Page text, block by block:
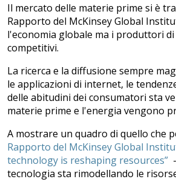
Il mercato delle materie prime si è
Rapporto del McKinsey Global
l'economia globale ma i produttori
competitivi.
La ricerca e la diffusione sempre
le applicazioni di internet, le
delle abitudini dei consumatori sta
materie prime e l'energia vengono
A mostrare un quadro di quello che
Rapporto del McKinsey Global
technology is reshaping resources”
tecnologia sta rimodellando le